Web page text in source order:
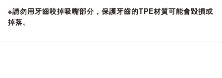
※請勿用牙齒咬掉吸嘴部分，保護牙齒的TPE材質可能會毀損或
掉落。